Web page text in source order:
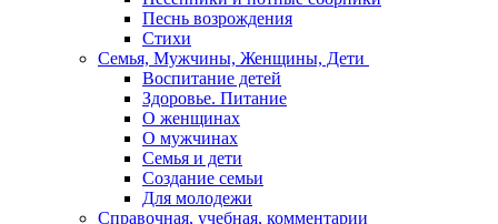
Песнь возрождения
Стихи
Семья, Мужчины, Женщины, Дети
Воспитание детей
Здоровье. Питание
О женщинах
О мужчинах
Семья и дети
Создание семьи
Для молодежи
Справочная, учебная, комментарии